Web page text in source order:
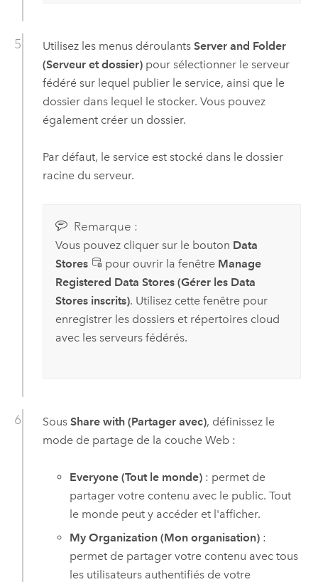
Utilisez les menus déroulants Server and Folder
(Serveur et dossier)pour sélectionner le serveur
fédéré sur lequel publier le service, ainsi que le
dossier dans lequel le stocker. Vous pouvez
également créer un dossier.
Par défaut, le service est stocké dans le dossier
racine du serveur.
Remarque :
Vous pouvez cliquer sur le bouton Data
Stores
pour ouvrir la fenêtre Manage
Registered Data Stores (Gérer les Data
Stores inscrits). Utilisez cette fenêtre pour
enregistrer les dossiers et répertoires cloud
avec les serveurs fédérés.
Sous Share with (Partager avec), définissez le
mode de partage de la couche Web :
Everyone (Tout le monde) : permet de
partager votre contenu avec le public. Tout
le monde peut y accéder et l'afficher.
My Organization (Mon organisation) :
permet de partager votre contenu avec tous
les utilisateurs authentifiés de votre